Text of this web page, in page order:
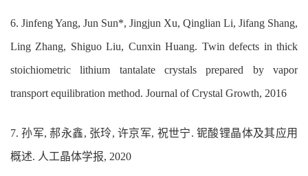
6. Jinfeng Yang, Jun Sun*, Jingjun Xu, Qinglian Li, Jifang Shang,
Ling Zhang, Shiguo Liu, Cunxin Huang. Twin defects in thick
stoichiometric lithium tantalate crystals prepared by vapor
transport equilibration method. Journal of Crystal Growth, 2016
7.孙军, 郝永鑫, 张玲, 许京军, 祝世宁. 铌酸锂晶体及其应用
概述. 人工晶体学报, 2020